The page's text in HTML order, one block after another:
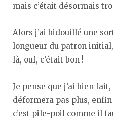
mais c’était désormais
Alors j’ai bidouillé une
longueur du patron
là, ouf, c’était bon !
Je pense que j’ai bien
déformera pas plus, enfin
c’est pile-poil comme il